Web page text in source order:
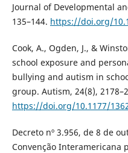
Journal of Developmental
135–144. https://doi.org/
Cook, A., Ogden, J., &
school exposure and
bullying and autism in
group. Autism, 24(8),
https://doi.org/10.1177/
Decreto nº 3.956, de 8 de
Convenção Interamericana